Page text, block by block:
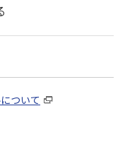
ついて